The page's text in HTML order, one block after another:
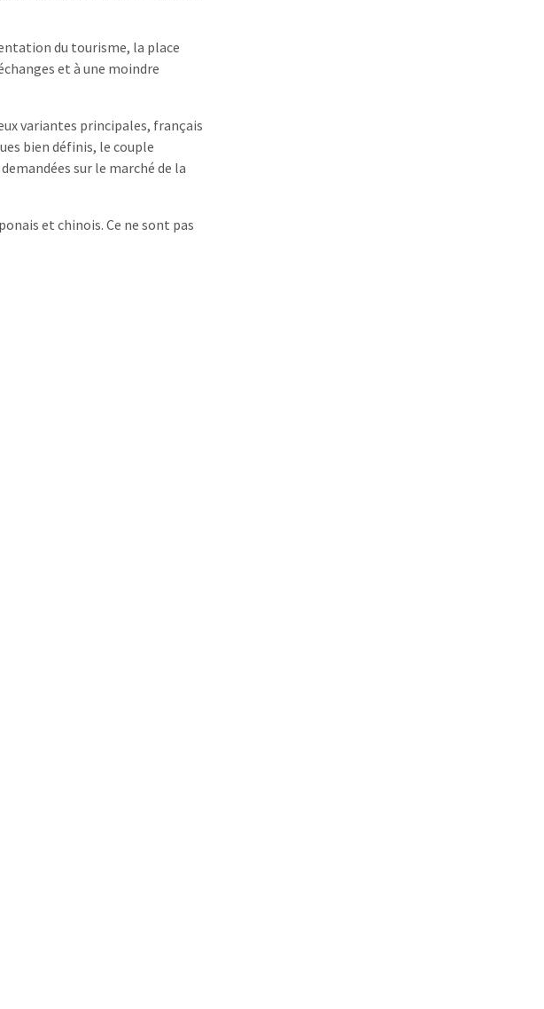
du tourisme, la place
et à une moindre
variantes principales, français
bien définis, le couple
sur le marché de la
et chinois. Ce ne sont pas